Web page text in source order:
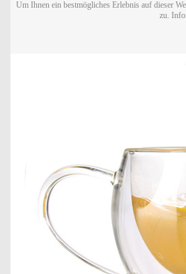
Um Ihnen ein bestmögliches Erlebnis auf dieser
zu.